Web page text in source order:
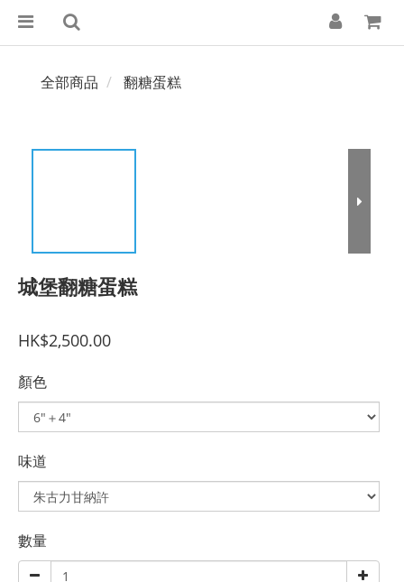
全部商品 翻糖蛋糕
城堡翻糖蛋糕
HK$2,500.00
顏色
味道
數量